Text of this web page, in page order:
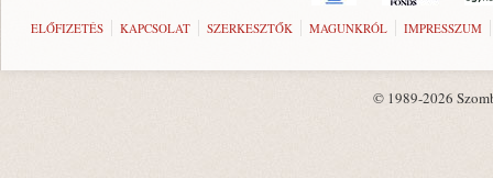
ELŐFIZETÉS KAPCSOLAT SZERKESZTŐK MAGUNKRÓL IMPRESSZUM
© 1989-2026